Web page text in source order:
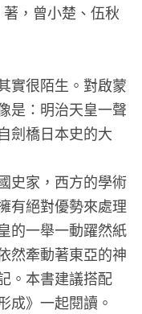
，曾小楚、伍秋
實很陌生。對啟蒙
是：明治天皇一聲
劍橋日本史的大
史家，西方的學術
有絕對優勢來處理
的一舉一動躍然紙
然牽動著東亞的神
。本書建議搭配
成》一起閱讀。